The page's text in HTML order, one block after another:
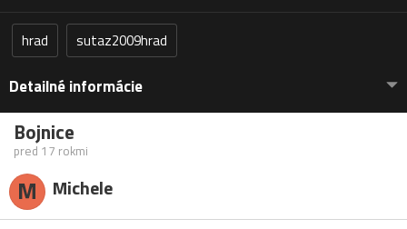
hrad sutaz2009hrad
Detailné informácie
Bojnice
pred 17 rokmi
M Michele